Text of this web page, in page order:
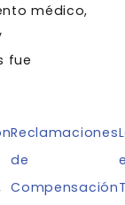
médico,
fue
Reclamaciones
de
Compensación